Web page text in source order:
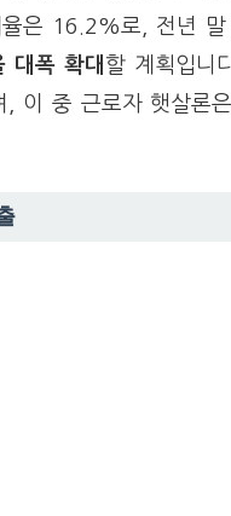
은 16.2%로, 전년
대폭 확대 할 계획입니
, 이 중 근로자 햇살